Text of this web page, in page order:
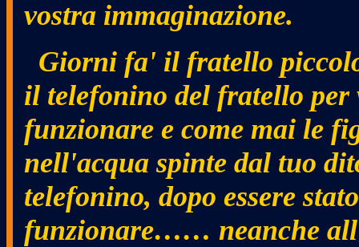
vostra immaginazione.
Giorni fa' il fratello
il telefonino del fratello
funzionare e come mai le
nell'acqua spinte dal tuo
telefonino, dopo essere
funzionare…… neanche